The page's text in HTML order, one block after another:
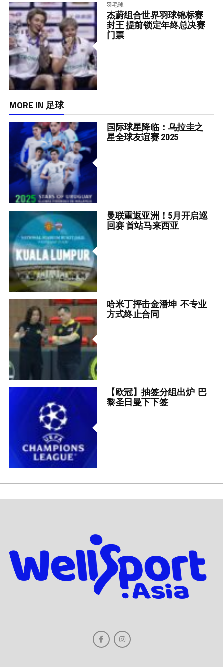
羽毛球
杰蔚组合世界羽球锦标赛
封王 提前锁定年终总决赛
门票
MORE IN 足球
国际球星降临：乌拉圭之
星全球友谊赛 2025
曼联重返亚洲！5月开启巡
回赛 首站马来西亚
哈米丁抨击金潘坤 不专业
方式终止合同
【欧冠】抽签分组出炉 巴
黎圣日曼下下签